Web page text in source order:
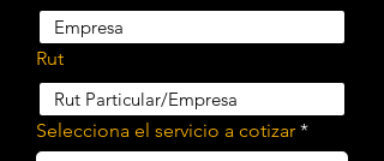
Rut
Selecciona el servicio a cotizar